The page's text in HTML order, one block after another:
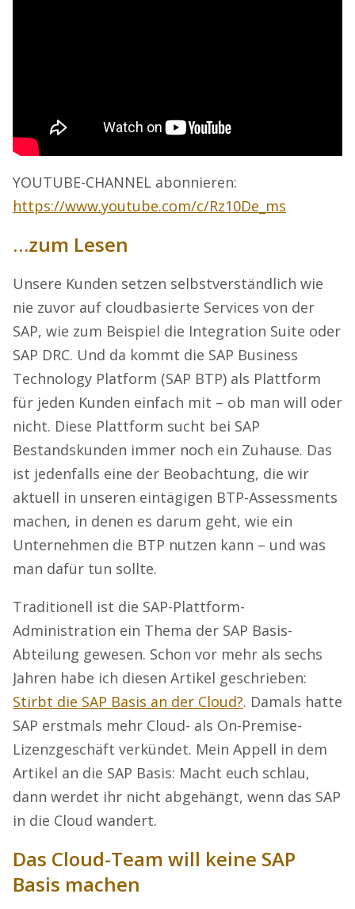
YOUTUBE-CHANNEL abonnieren:
https://www.youtube.com/c/Rz10De_ms
…zum Lesen
Unsere Kunden setzen selbstverständlich wie
nie zuvor auf cloudbasierte Services von der
SAP, wie zum Beispiel die Integration Suite oder
SAP DRC. Und da kommt die SAP Business
Technology Platform (SAP BTP) als Plattform
für jeden Kunden einfach mit – ob man will oder
nicht. Diese Plattform sucht bei SAP
Bestandskunden immer noch ein Zuhause. Das
ist jedenfalls eine der Beobachtung, die wir
aktuell in unseren eintägigen BTP-Assessments
machen, in denen es darum geht, wie ein
Unternehmen die BTP nutzen kann – und was
man dafür tun sollte.
Traditionell ist die SAP-Plattform-
Administration ein Thema der SAP Basis-
Abteilung gewesen. Schon vor mehr als sechs
Jahren habe ich diesen Artikel geschrieben:
Stirbt die SAP Basis an der Cloud?. Damals hatte
SAP erstmals mehr Cloud- als On-Premise-
Lizenzgeschäft verkündet. Mein Appell in dem
Artikel an die SAP Basis: Macht euch schlau,
dann werdet ihr nicht abgehängt, wenn das SAP
in die Cloud wandert.
Das Cloud-Team will keine SAP
Basis machen